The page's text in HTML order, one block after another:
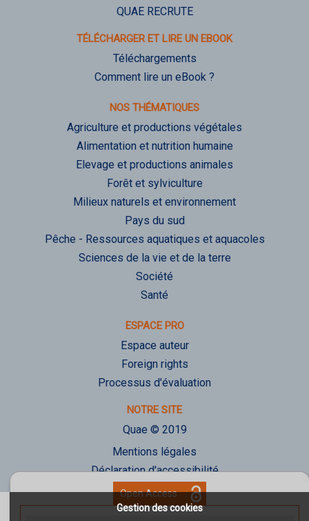
Gestion des cookies
Open Access
QUAE RECRUTE
TÉLÉCHARGER ET LIRE UN EBOOK
Téléchargements
Comment lire un eBook ?
NOS THÉMATIQUES
Agriculture et productions végétales
Alimentation et nutrition humaine
Elevage et productions animales
Forêt et sylviculture
Milieux naturels et environnement
Pays du sud
Pêche - Ressources aquatiques et aquacoles
Sciences de la vie et de la terre
Société
Santé
ESPACE PRO
Espace auteur
Foreign rights
Processus d'évaluation
NOTRE SITE
Quae © 2019
Mentions légales
Déclaration d'accessibilité